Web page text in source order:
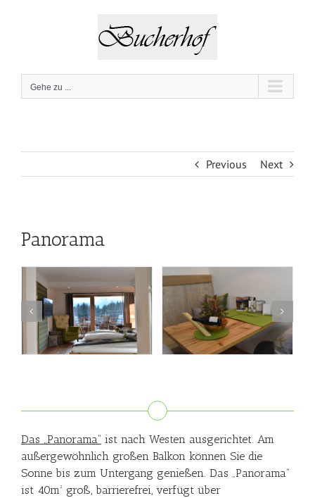
Gehe zu ...
Previous Next
Panorama
Das „Panorama“ ist nach Westen ausgerichtet. Am
außergewöhnlich großen Balkon können Sie die
Sonne bis zum Untergang genießen. Das „Panorama“
ist 40m² groß, barrierefrei, verfügt über